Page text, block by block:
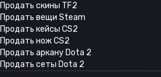
Продать скины TF2
Продать вещи Steam
Продать кейсы CS2
Продать нож CS2
Продать аркану Dota 2
Продать сеты Dota 2